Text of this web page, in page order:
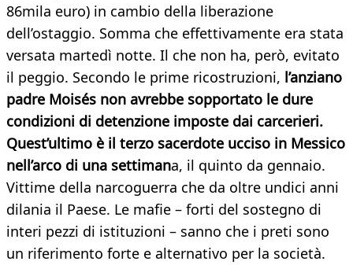
86mila euro) in cambio della liberazione
dell’ostaggio. Somma che effettivamente era stata
versata martedì notte. Il che non ha, però, evitato
il peggio. Secondo le prime ricostruzioni, l’anziano
padre Moisés non avrebbe sopportato le dure
condizioni di detenzione imposte dai carcerieri.
Quest’ultimo è il terzo sacerdote ucciso in Messico
nell’arco di una settimana, il quinto da gennaio.
Vittime della narcoguerra che da oltre undici anni
dilania il Paese. Le mafie – forti del sostegno di
interi pezzi di istituzioni – sanno che i preti sono
un riferimento forte e alternativo per la società.